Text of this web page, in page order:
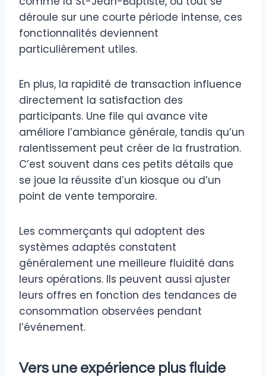
déroule sur une courte période intense, ces
fonctionnalités deviennent
particulièrement utiles.
En plus, la rapidité de transaction influence
directement la satisfaction des
participants. Une file qui avance vite
améliore l’ambiance générale, tandis qu’un
ralentissement peut créer de la frustration.
C’est souvent dans ces petits détails que
se joue la réussite d’un kiosque ou d’un
point de vente temporaire.
Les commerçants qui adoptent des
systèmes adaptés constatent
généralement une meilleure fluidité dans
leurs opérations. Ils peuvent aussi ajuster
leurs offres en fonction des tendances de
consommation observées pendant
l’événement.
Vers une expérience plus fluide